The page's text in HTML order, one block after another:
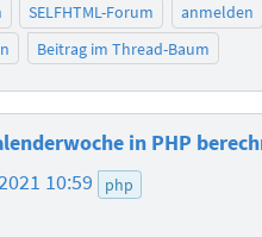
SELFHTML-Forum
anmelden
Beitrag im Thread-Baum
in PHP
10:59 php